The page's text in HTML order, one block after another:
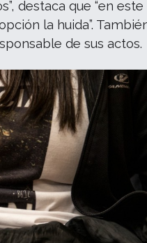
destaca que “en este
la huida”.
de sus actos.